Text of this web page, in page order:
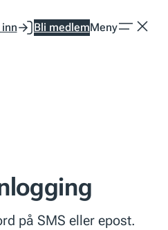
Bli medlemMeny
på SMS eller epost.